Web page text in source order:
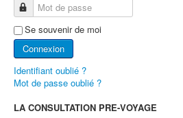
AEROMEDEVAC
Prix et Récompenses
FAQ
Liens
Contact
Mot de passe
Se souvenir de moi
Connexion
Identifiant oublié ?
Mot de passe oublié ?
LA CONSULTATION PRE-VOYAGE